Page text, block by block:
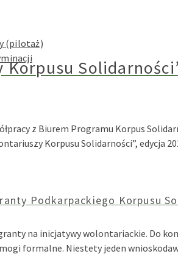
(pilotaż)
z Biurem Programu Korpus
Korpusu Solidarności”,
Podkarpackiego Korpusu
na inicjatywy wolontariackie. Do
formalne. Niestety jeden